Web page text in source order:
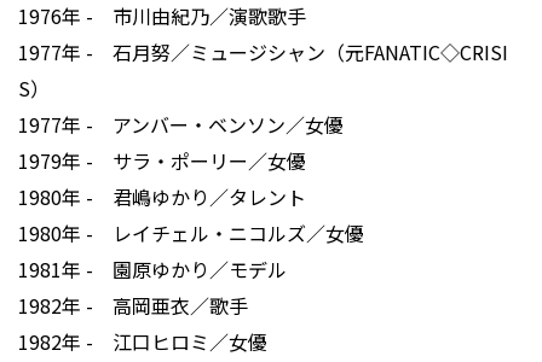
1976年 - 市川由紀乃／演歌歌手
1977年 - 石月努／ミュージシャン（元FANATIC◇CRISI
S）
1977年 - アンバー・ベンソン／女優
1979年 - サラ・ポーリー／女優
1980年 - 君嶋ゆかり／タレント
1980年 - レイチェル・ニコルズ／女優
1981年 - 園原ゆかり／モデル
1982年 - 高岡亜衣／歌手
1982年 - 江口ヒロミ／女優